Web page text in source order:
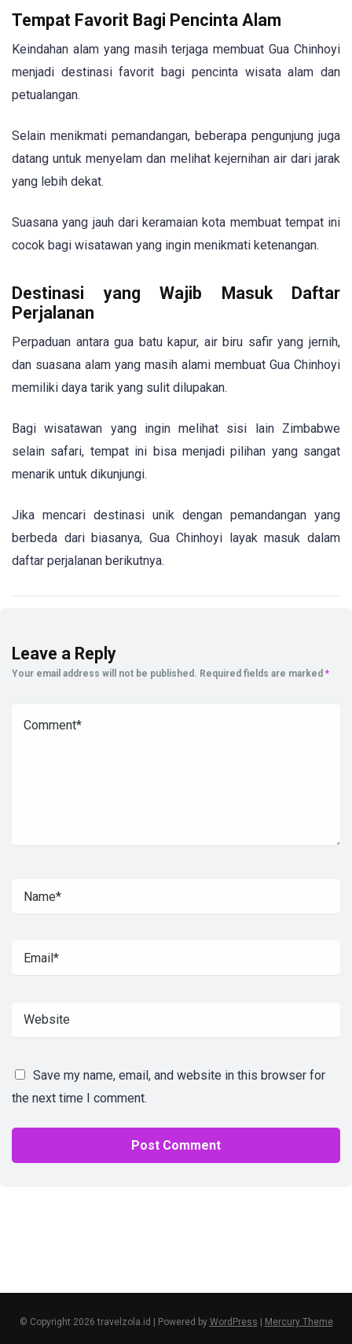
Tempat Favorit Bagi Pencinta Alam
Keindahan alam yang masih terjaga membuat Gua Chinhoyi
menjadi destinasi favorit bagi pencinta wisata alam dan
petualangan.
Selain menikmati pemandangan, beberapa pengunjung juga
datang untuk menyelam dan melihat kejernihan air dari jarak
yang lebih dekat.
Suasana yang jauh dari keramaian kota membuat tempat ini
cocok bagi wisatawan yang ingin menikmati ketenangan.
Destinasi yang Wajib Masuk Daftar
Perjalanan
Perpaduan antara gua batu kapur, air biru safir yang jernih,
dan suasana alam yang masih alami membuat Gua Chinhoyi
memiliki daya tarik yang sulit dilupakan.
Bagi wisatawan yang ingin melihat sisi lain Zimbabwe
selain safari, tempat ini bisa menjadi pilihan yang sangat
menarik untuk dikunjungi.
Jika mencari destinasi unik dengan pemandangan yang
berbeda dari biasanya, Gua Chinhoyi layak masuk dalam
daftar perjalanan berikutnya.
Leave a Reply
Your email address will not be published. Required fields are marked *
Save my name, email, and website in this browser for
the next time I comment.
© Copyright 2026 travelzola.id | Powered by WordPress Mercury Theme